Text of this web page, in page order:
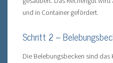
und in Container gefördert.
Schritt 2 –
Die Belebungsbecken sind das